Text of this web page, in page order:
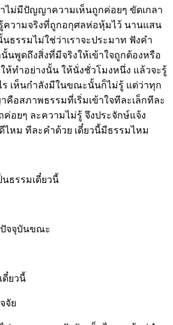
ไม่มีปัญญาความเห็นถูกค่อยๆ ขัดเกลา
ความจริงที่ถูกอกุศลห่อหุ้มไว้ นานแสน
ธรรมไม่ใช่ว่าเราจะประมาท ฟังคำ
นั้นพูดถึงสิ่งที่มีจริงให้เข้าใจถูกต้องหรือ
ให้ทำอย่างนั้น ให้นั่งชั่วโมงหนึ่ง แล้วจะรู้
ร เห็นกำลังมีในขณะนั้นก็ไม่รู้ แต่ว่าทุก
อสภาพธรรมที่เริ่มเข้าใจทีละเล็กทีละ
อยๆ ละความไม่รู้ จึงประจักษ์แจ้ง
ไหม ทีละคำด้วย เดี๋ยวนี้มีธรรมไหม
นธรรมเดี๋ยวนี้
ปัจจุบันขณะ
ดี๋ยวนี้
จัย